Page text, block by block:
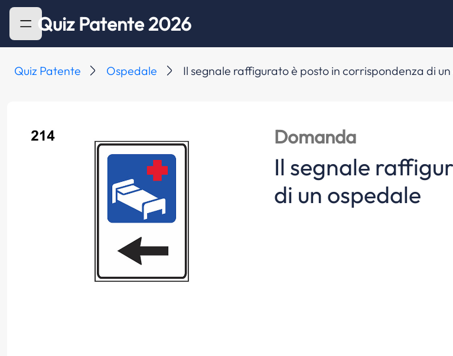
Quiz Patente 2026
Quiz Patente Ospedale Il segnale raffigurato è posto in corrispondenza di
Domanda
Il segnale
di un ospedale